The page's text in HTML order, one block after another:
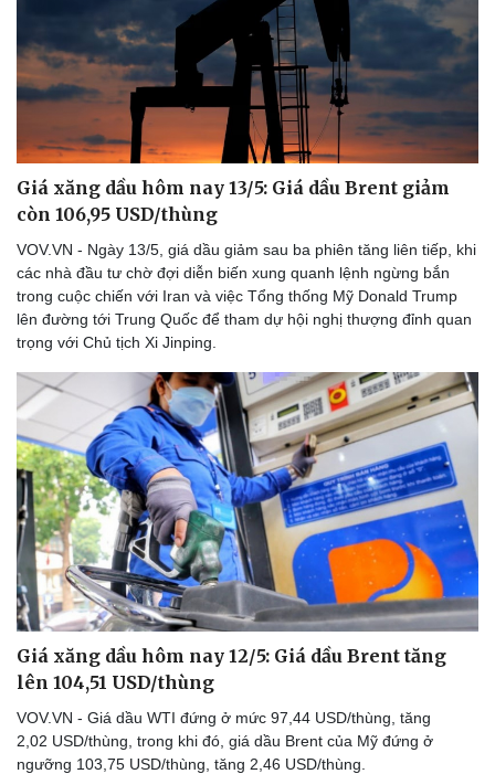
Thể thao
Bóng đá
Lịch thi đấu bóng đá
Thế giới thể thao
eSports
Hậu trường
Ô tô - Xe máy
Ô tô
Xe máy
Tư vấn
Giá xăng dầu hôm nay 13/5: Giá dầu Brent giảm
còn 106,95 USD/thùng
VOV.VN - Ngày 13/5, giá dầu giảm sau ba phiên tăng liên tiếp, khi
các nhà đầu tư chờ đợi diễn biến xung quanh lệnh ngừng bắn
trong cuộc chiến với Iran và việc Tổng thống Mỹ Donald Trump
lên đường tới Trung Quốc để tham dự hội nghị thượng đỉnh quan
trọng với Chủ tịch Xi Jinping.
Giá xăng dầu hôm nay 12/5: Giá dầu Brent tăng
lên 104,51 USD/thùng
VOV.VN - Giá dầu WTI đứng ở mức 97,44 USD/thùng, tăng
2,02 USD/thùng, trong khi đó, giá dầu Brent của Mỹ đứng ở
ngưỡng 103,75 USD/thùng, tăng 2,46 USD/thùng.